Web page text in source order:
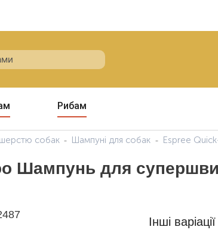
Рибам
собак Шампуні для собак Espree
Шампунь для
Інші варіації